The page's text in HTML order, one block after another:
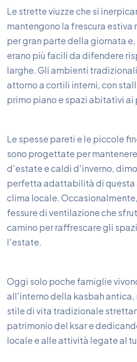
Le strette viuzze che si
mantengono la frescura estiva
per gran parte della giornata
erano più facili da difendere
larghe. Gli ambienti
attorno a cortili interni, con
primo piano e spazi abitativi ai
Le spesse pareti e le piccole
sono progettate per
d'estate e caldi d'inverno,
perfetta adattabilità di questa
clima locale.
fessure di ventilazione che
camino per raffrescare gli
l'estate.
Oggi solo poche famiglie
all'interno della kasbah antica,
stile di vita tradizionale
patrimonio del ksar e
locale e alle attività legate al